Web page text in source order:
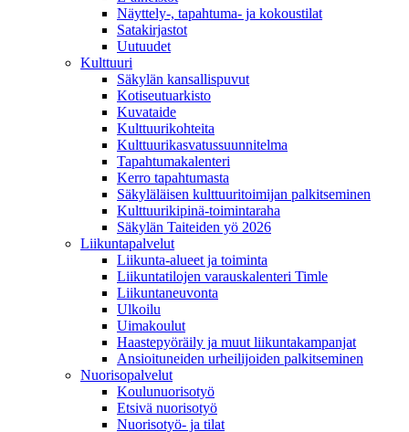
Näyttely-, tapahtuma- ja kokoustilat
Satakirjastot
Uutuudet
Kulttuuri
Säkylän kansallispuvut
Kotiseutuarkisto
Kuvataide
Kulttuurikohteita
Kulttuurikasvatussuunnitelma
Tapahtumakalenteri
Kerro tapahtumasta
Säkyläläisen kulttuuritoimijan palkitseminen
Kulttuurikipinä-toimintaraha
Säkylän Taiteiden yö 2026
Liikuntapalvelut
Liikunta-alueet ja toiminta
Liikuntatilojen varauskalenteri Timle
Liikuntaneuvonta
Ulkoilu
Uimakoulut
Haastepyöräily ja muut liikuntakampanjat
Ansioituneiden urheilijoiden palkitseminen
Nuorisopalvelut
Koulunuorisotyö
Etsivä nuorisotyö
Nuorisotyö- ja tilat